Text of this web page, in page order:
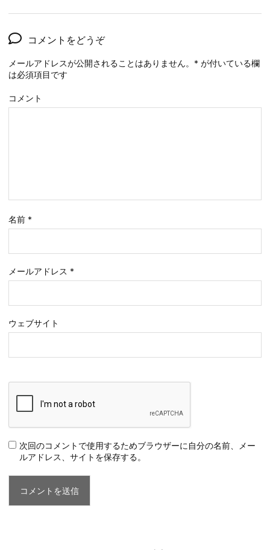
コメントをどうぞ
メールアドレスが公開されることはありません。 * が付いている欄
は必須項目です
コメント
名前 *
メールアドレス *
ウェブサイト
次回のコメントで使用するためブラウザーに自分の名前、メー
ルアドレス、サイトを保存する。